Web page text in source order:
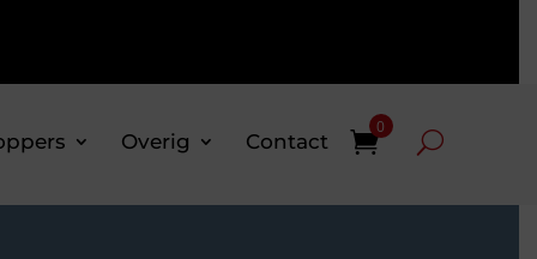
Overig Contact
0